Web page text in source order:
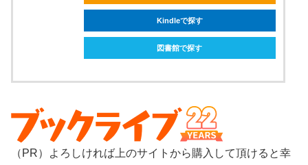
Kindleで探す
図書館で探す
（PR）よろしければ上のサイトから購入して頂けると幸